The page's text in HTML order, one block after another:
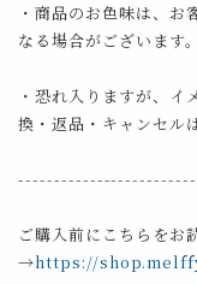
・商品のお色味は、お
なる場合がございます。
・恐れ入りますが、イ
換・返品・キャンセル
ご購入前にこちらをお
→https://